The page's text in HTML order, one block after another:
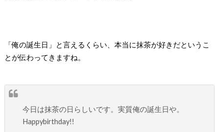
「俺の誕生日」と言えるくらい、本当に抹茶が好きだというこ
とが伝わってきますね。
今日は抹茶の日らしいです。実質俺の誕生日や。
Happybirthday!!